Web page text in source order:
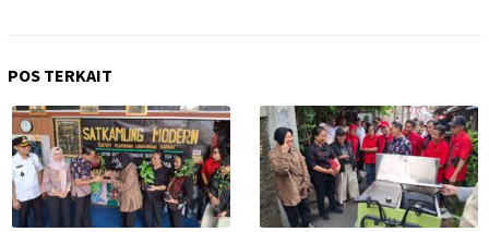
POS TERKAIT